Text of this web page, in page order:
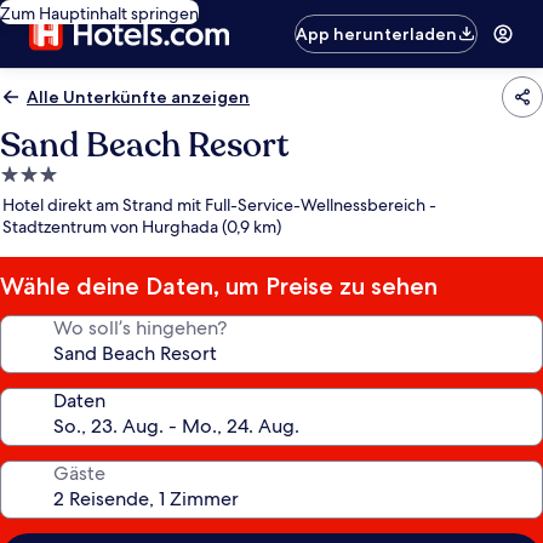
Zum Hauptinhalt springen
App herunterladen
Alle Unterkünfte anzeigen
Sand Beach Resort
3.0-
Sterne-
Unterkunft
Hotel direkt am Strand mit Full-Service-Wellnessbereich -
Stadtzentrum von Hurghada (0,9 km)
Wähle deine Daten, um Preise zu sehen
Wo soll’s hingehen?
Daten
Gäste